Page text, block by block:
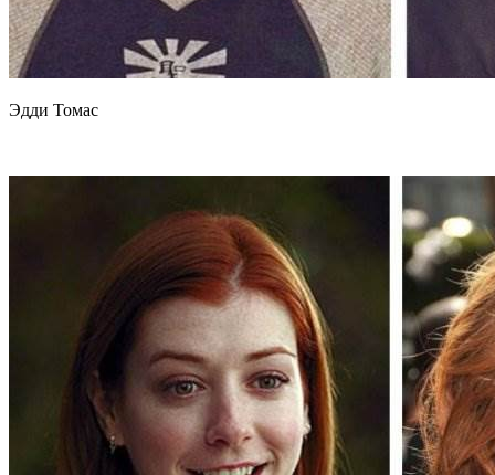
Эдди Томас